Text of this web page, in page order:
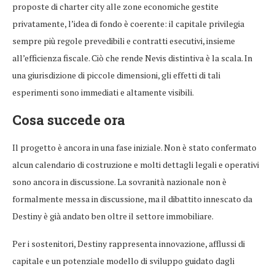
proposte di charter city alle zone economiche gestite
privatamente, l’idea di fondo è coerente: il capitale privilegia
sempre più regole prevedibili e contratti esecutivi, insieme
all’efficienza fiscale. Ciò che rende Nevis distintiva è la scala. In
una giurisdizione di piccole dimensioni, gli effetti di tali
esperimenti sono immediati e altamente visibili.
Cosa succede ora
Il progetto è ancora in una fase iniziale. Non è stato confermato
alcun calendario di costruzione e molti dettagli legali e operativi
sono ancora in discussione. La sovranità nazionale non è
formalmente messa in discussione, ma il dibattito innescato da
Destiny è già andato ben oltre il settore immobiliare.
Per i sostenitori, Destiny rappresenta innovazione, afflussi di
capitale e un potenziale modello di sviluppo guidato dagli